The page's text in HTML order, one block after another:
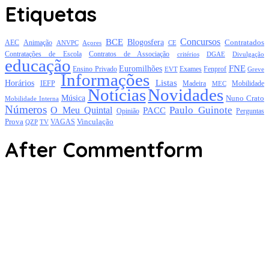
Etiquetas
AEC Animação ANVPC Açores BCE Blogosfera CE Concursos Contratados
Contratações de Escola Contratos de Associação critérios DGAE Divulgação
educação Ensino Privado Euromilhões EVT Exames Fenprof FNE Greve
Horários IEFP Informações Listas Madeira MEC Mobilidade
Mobilidade Interna Música NotíciasNovidades Nuno Crato
Números O Meu Quintal Opinião PACC Paulo Guinote Perguntas
Prova QZP TV VAGAS Vinculação
After Commentform